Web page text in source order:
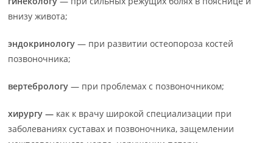
внизу живота;
эндокринологу— при развитии остеопороза костей
позвоночника;
вертебрологу — при проблемах с позвоночником;
хирургу — как к врачу широкой специализации при
заболеваниях суставах и позвоночника, защемлении